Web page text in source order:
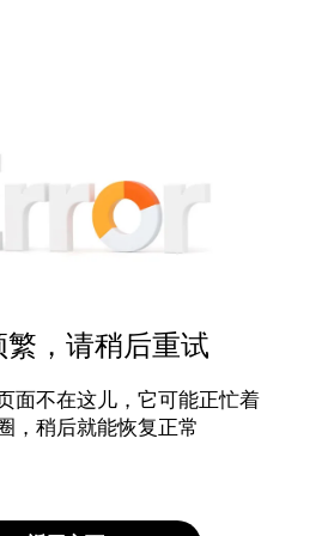
繁，请稍后重试
面不在这儿，它可能正忙着
，稍后就能恢复正常